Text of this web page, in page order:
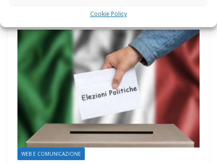
Cookie Policy
WEB E COMUNICAZIONE